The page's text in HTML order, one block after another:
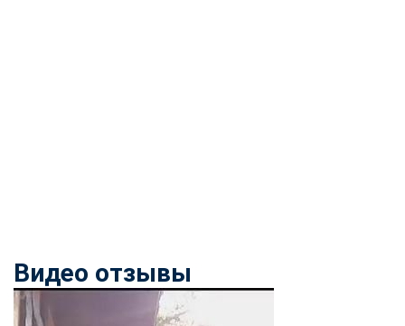
Видео отзывы